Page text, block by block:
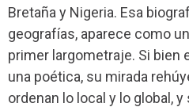
Bretaña y Nigeria. Esa
geografías, aparece como
primer largometraje. Si bien
una poética, su mirada
ordenan lo local y lo global,